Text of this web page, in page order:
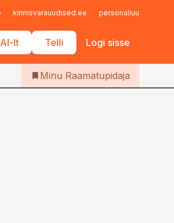
kinnisvarauudised.ee personaliuudised.ee
lt Telli Logi sisse
Iseteenindus
Telli Raamatupidaja
Minu Raamatupidaja